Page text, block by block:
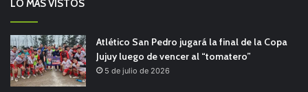
LO MÁS VISTOS
Atlético San Pedro jugará la final de la Copa
Jujuy luego de vencer al “tomatero”
5 de julio de 2026